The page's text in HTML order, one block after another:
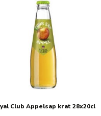
Bekijk product
€ 19,45
Club Appelsap krat 28x20cl